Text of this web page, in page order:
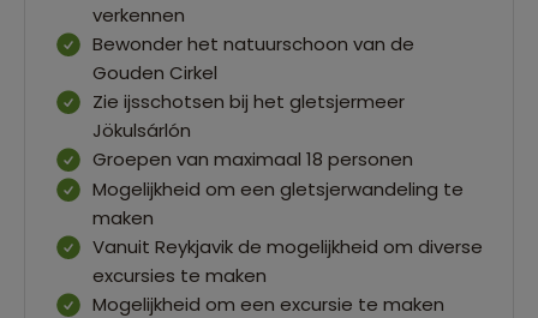
verkennen
Bewonder het natuurschoon van de
Gouden Cirkel
Zie ijsschotsen bij het gletsjermeer
Jökulsárlón
Groepen van maximaal 18 personen
Mogelijkheid om een gletsjerwandeling te
maken
Vanuit Reykjavik de mogelijkheid om diverse
excursies te maken
Mogelijkheid om een excursie te maken